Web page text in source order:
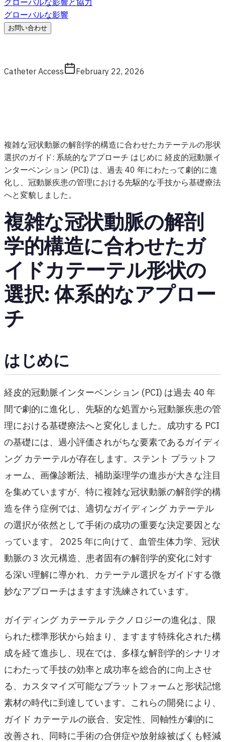
グローバルな影響と協力
グローバルな影響
お問い合わせ
Catheter Access February 22, 2026
複雑な冠状動脈の解剖学的構造に合わせたカテーテルの形状
選択のガイド: 系統的なアプローチ はじめに 経皮的冠動脈イ
ンターベンション (PCI) は、過去 40 年にわたって劇的に進
化し、冠動脈疾患の管理における先駆的な手技から基礎療法
へと変貌しました。
複雑な冠状動脈の解剖
学的構造に合わせたガ
イドカテーテル形状の
選択: 体系的なアプロー
チ
はじめに
経皮的冠動脈インターベンション (PCI) は過去 40 年
間で劇的に進化し、先駆的な処置から冠動脈疾患の管
理における基礎療法へと変化しました。成功する PCI
の基礎には、過小評価されがちな要素であるガイディ
ング カテーテルが存在します。ステント プラットフ
ォーム、画像診断法、補助薬理学の進歩が大きな注目
を集めていますが、特に複雑な冠状動脈の解剖学的構
造を伴う症例では、適切なガイディング カテーテル
の選択が依然として手術の成功の重要な決定要因とな
っています。 2025 年に向けて、血管生体力学、冠状
動脈の 3 次元構造、患者固有の解剖学的変化に対す
る深い理解に導かれ、カテーテル選択をガイドする微
妙なアプローチはますます洗練されています。
ガイディング カテーテル テクノロジーの進化は、限
られた標準形状から始まり、ますます特殊化された構
成を経て進歩し、現在では、多様な解剖学的シナリオ
にわたって手技の効率と成功率を総合的に向上させ
る、カスタマイズ可能なプラットフォームと形状記憶
素材の時代に到達しています。これらの開発により、
ガイド カテーテルの嵌合、安定性、同軸性が劇的に
改善され、同時に手術の合併症や放射線被ばくも軽減